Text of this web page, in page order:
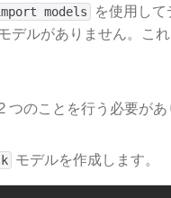
models
を使用し
デルがありません。こ
つのことを行う必要が
​ モデルを作成します。